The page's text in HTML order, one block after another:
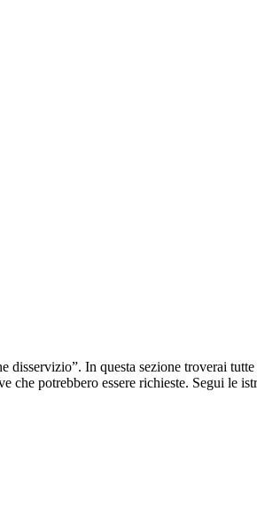
In questa sezione troverai
potrebbero essere richieste. Segui le